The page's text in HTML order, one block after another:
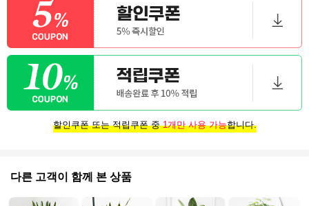
할인쿠폰 또는 적립쿠폰 중1개만 사용 가능합니다.
다른 고객이 함께 본 상품